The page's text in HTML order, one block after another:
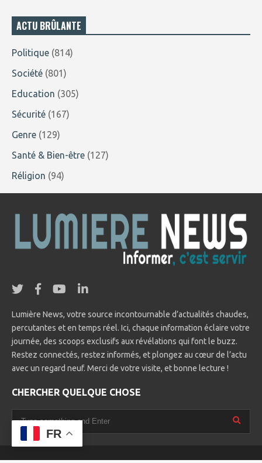
ACTU BRÛLANTE
Politique (814)
Société (801)
Education (305)
Sécurité (167)
Genre (129)
Santé & Bien-être (127)
Réligion (94)
Lumière News, votre source incontournable d’actualités chaudes,
percutantes et en temps réel. Ici, chaque information éclaire votre
journée, des scoops exclusifs aux révélations qui font le buzz.
Restez connectés, restez informés, et plongez au cœur de l’actu
avec un regard neuf. Merci de votre visite, et bonne lecture !
CHERCHER QUELQUE CHOSE
FR